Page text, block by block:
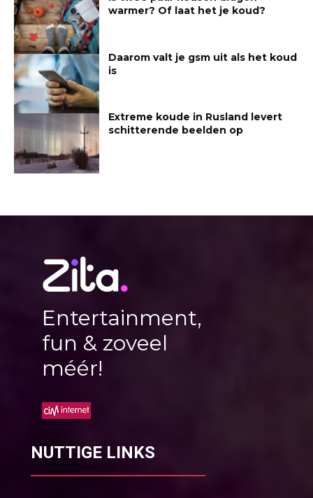
warmer? Of laat het je koud?
Daarom valt je gsm uit als het koud
is
Extreme koude in Rusland levert
schitterende beelden op
Entertainment,
fun & zoveel
méér!
NUTTIGE LINKS